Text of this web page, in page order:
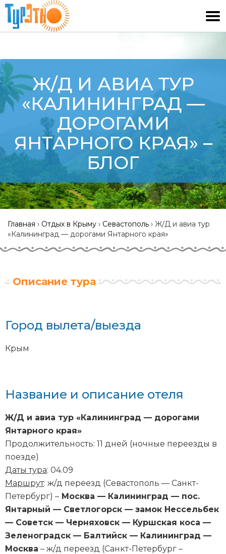
Ж/Д И АВИА ТУР
«КАЛИНИНГРАД —
ДОРОГАМИ
ЯНТАРНОГО КРАЯ» –
БЛОГ
Главная › Отдых в Крыму › Севастополь › Ж/Д и авиа тур
«Калининград — дорогами Янтарного края»
Описание тура
Город вылета/выезда
Крым
Название и описание отеля
Ж/Д и авиа тур «Калининград — дорогами
Янтарного края»
Продолжительность: 11 дней (ночные переезды в
поезде)
Даты тура: 04.09
Маршрут: ж/д переезд (Севастополь — Санкт-
Петербург) – Москва — Калининград — пос.
Янтарный — Светлогорск — замок Нессельбек
— Советск — Черняховск — Куршская коса —
Зеленоградск — Балтийск — Калининград —
Москва – ж/д переезд (Санкт-Петербург –